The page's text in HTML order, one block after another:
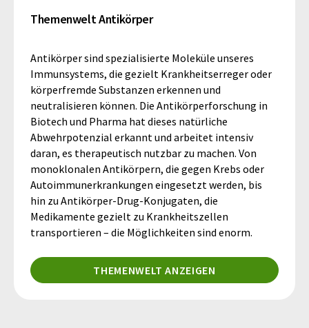
Themenwelt Antikörper
Antikörper sind spezialisierte Moleküle unseres
Immunsystems, die gezielt Krankheitserreger oder
körperfremde Substanzen erkennen und
neutralisieren können. Die Antikörperforschung in
Biotech und Pharma hat dieses natürliche
Abwehrpotenzial erkannt und arbeitet intensiv
daran, es therapeutisch nutzbar zu machen. Von
monoklonalen Antikörpern, die gegen Krebs oder
Autoimmunerkrankungen eingesetzt werden, bis
hin zu Antikörper-Drug-Konjugaten, die
Medikamente gezielt zu Krankheitszellen
transportieren – die Möglichkeiten sind enorm.
THEMENWELT ANZEIGEN